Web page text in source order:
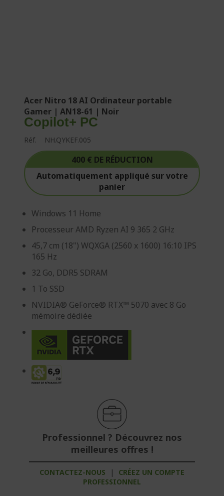
Acer Nitro 18 AI Ordinateur portable
Gamer | AN18-61 | Noir
Copilot+ PC
Réf. NH.QYKEF.005
400 € DE RÉDUCTION
Automatiquement appliqué sur votre
panier
Windows 11 Home
Processeur AMD Ryzen AI 9 365 2 GHz
45,7 cm (18") WQXGA (2560 x 1600) 16:10 IPS
165 Hz
32 Go, DDR5 SDRAM
1 To SSD
NVIDIA® GeForce® RTX™ 5070 avec 8 Go
mémoire dédiée
Professionnel ? Découvrez nos
meilleures offres !
CONTACTEZ-NOUS |
CRÉEZ UN COMPTE
PROFESSIONNEL